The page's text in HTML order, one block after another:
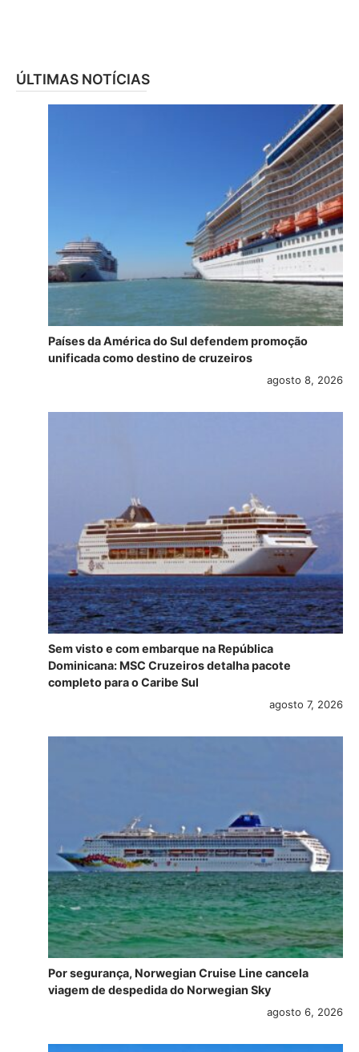
ÚLTIMAS NOTÍCIAS
Países da América do Sul defendem promoção
unificada como destino de cruzeiros
agosto 8, 2026
Sem visto e com embarque na República
Dominicana: MSC Cruzeiros detalha pacote
completo para o Caribe Sul
agosto 7, 2026
Por segurança, Norwegian Cruise Line cancela
viagem de despedida do Norwegian Sky
agosto 6, 2026